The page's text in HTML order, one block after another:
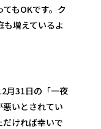
もOKです。ク
も増えているよ
月31日の「一夜
いとされてい
ければ幸いで